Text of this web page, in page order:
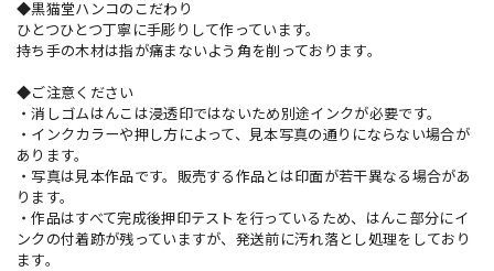
◆黒猫堂ハンコのこだわり
ひとつひとつ丁寧に手彫りして作っています。
持ち手の木材は指が痛まないよう角を削っております。
◆ご注意ください
・消しゴムはんこは浸透印ではないため別途インクが必要です。
・インクカラーや押し方によって、見本写真の通りにならない場合が
あります。
・写真は見本作品です。販売する作品とは印面が若干異なる場合があ
ります。
・作品はすべて完成後押印テストを行っているため、はんこ部分にイ
ンクの付着跡が残っていますが、発送前に汚れ落とし処理をしており
ます。